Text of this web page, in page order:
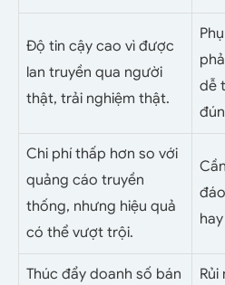
Độ tin cậy cao vì được
lan truyền qua người
thật, trải nghiệm thật.
dễ
Chi phí thấp hơn so với
quảng cáo truyền
thống, nhưng hiệu quả
có thể vượt trội.
Thúc đẩy doanh số bán